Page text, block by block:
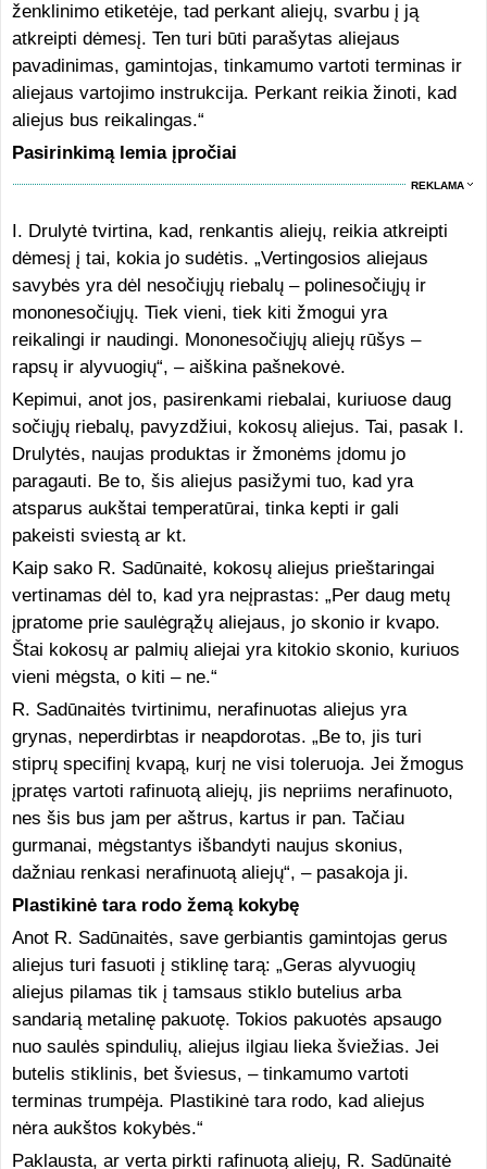
ženklinimo etiketėje, tad perkant aliejų, svarbu į ją
atkreipti dėmesį. Ten turi būti parašytas aliejaus
pavadinimas, gamintojas, tinkamumo vartoti terminas ir
aliejaus vartojimo instrukcija. Perkant reikia žinoti, kad
aliejus bus reikalingas.“
Pasirinkimą lemia įpročiai
REKLAMA
I. Drulytė tvirtina, kad, renkantis aliejų, reikia atkreipti
dėmesį į tai, kokia jo sudėtis. „Vertingosios aliejaus
savybės yra dėl nesočiųjų riebalų – polinesočiųjų ir
mononesočiųjų. Tiek vieni, tiek kiti žmogui yra
reikalingi ir naudingi. Mononesočiųjų aliejų rūšys –
rapsų ir alyvuogių“, – aiškina pašnekovė.
Kepimui, anot jos, pasirenkami riebalai, kuriuose daug
sočiųjų riebalų, pavyzdžiui, kokosų aliejus. Tai, pasak I.
Drulytės, naujas produktas ir žmonėms įdomu jo
paragauti. Be to, šis aliejus pasižymi tuo, kad yra
atsparus aukštai temperatūrai, tinka kepti ir gali
pakeisti sviestą ar kt.
Kaip sako R. Sadūnaitė, kokosų aliejus prieštaringai
vertinamas dėl to, kad yra neįprastas: „Per daug metų
įpratome prie saulėgrąžų aliejaus, jo skonio ir kvapo.
Štai kokosų ar palmių aliejai yra kitokio skonio, kuriuos
vieni mėgsta, o kiti – ne.“
R. Sadūnaitės tvirtinimu, nerafinuotas aliejus yra
grynas, neperdirbtas ir neapdorotas. „Be to, jis turi
stiprų specifinį kvapą, kurį ne visi toleruoja. Jei žmogus
įpratęs vartoti rafinuotą aliejų, jis nepriims nerafinuoto,
nes šis bus jam per aštrus, kartus ir pan. Tačiau
gurmanai, mėgstantys išbandyti naujus skonius,
dažniau renkasi nerafinuotą aliejų“, – pasakoja ji.
Plastikinė tara rodo žemą kokybę
Anot R. Sadūnaitės, save gerbiantis gamintojas gerus
aliejus turi fasuoti į stiklinę tarą: „Geras alyvuogių
aliejus pilamas tik į tamsaus stiklo butelius arba
sandarią metalinę pakuotę. Tokios pakuotės apsaugo
nuo saulės spindulių, aliejus ilgiau lieka šviežias. Jei
butelis stiklinis, bet šviesus, – tinkamumo vartoti
terminas trumpėja. Plastikinė tara rodo, kad aliejus
nėra aukštos kokybės.“
Paklausta, ar verta pirkti rafinuotą aliejų, R. Sadūnaitė